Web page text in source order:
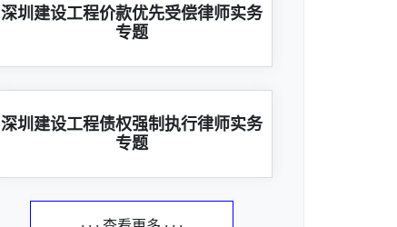
深圳建设工程价款优先受偿律师实务
专题
深圳建设工程债权强制执行律师实务
专题